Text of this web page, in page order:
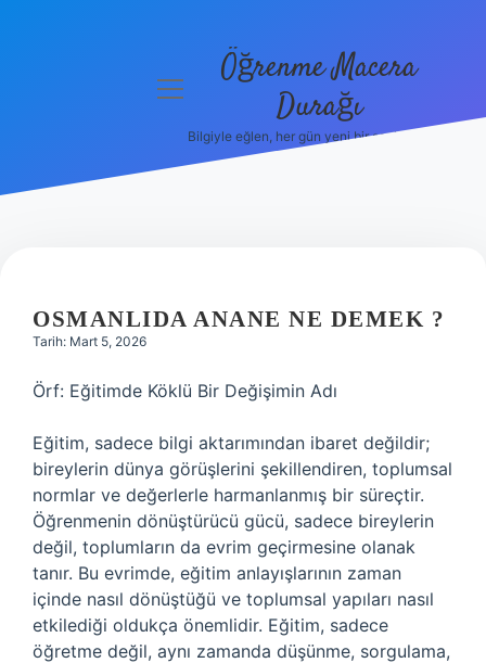
Hakkımızda
menüyü Öğrenme Macera
Durağı
Bilgiyle eğlen, her gün yeni bir şeyler öğren!
OSMANLIDA ANANE NE DEMEK ?
Tarih: Mart 5, 2026
Örf: Eğitimde Köklü Bir Değişimin Adı
Eğitim, sadece bilgi aktarımından ibaret değildir;
bireylerin dünya görüşlerini şekillendiren, toplumsal
normlar ve değerlerle harmanlanmış bir süreçtir.
Öğrenmenin dönüştürücü gücü, sadece bireylerin
değil, toplumların da evrim geçirmesine olanak
tanır. Bu evrimde, eğitim anlayışlarının zaman
içinde nasıl dönüştüğü ve toplumsal yapıları nasıl
etkilediği oldukça önemlidir. Eğitim, sadece
öğretme değil, aynı zamanda düşünme, sorgulama,